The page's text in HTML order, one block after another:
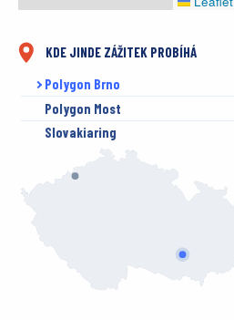
KDE JINDE ZÁŽITEK PROBÍHÁ
Polygon Brno
Polygon Most
Slovakiaring